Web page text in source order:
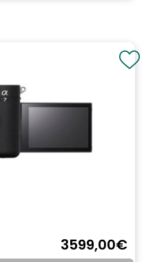
3599,00€